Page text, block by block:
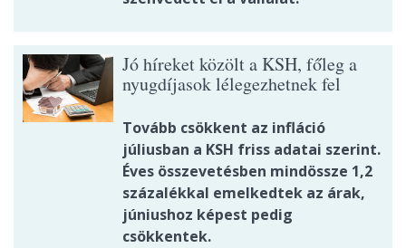
Jó híreket közölt a KSH, főleg a
nyugdíjasok lélegezhetnek fel
Tovább csökkent az infláció
júliusban a KSH friss adatai szerint.
Éves összevetésben mindössze 1,2
százalékkal emelkedtek az árak,
júniushoz képest pedig
csökkentek.